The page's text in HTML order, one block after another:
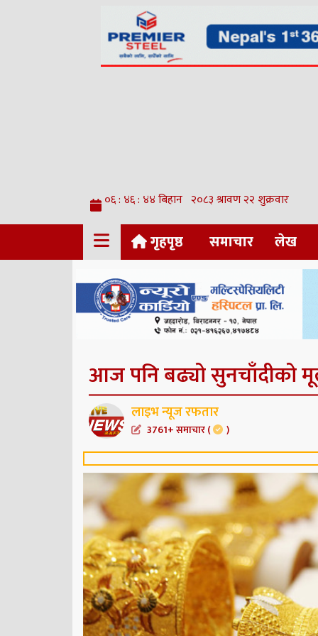
गृहपृष्ठ समाचार लेख
आज पनि बढ्यो सुनचाँदीको
लाइभ न्यूज रफतार
3761+ समाचार ( )